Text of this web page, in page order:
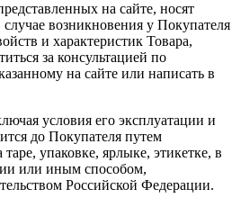
на сайте, носят
возникновения у Покупателя
и характеристик Товара,
за консультацией по
на сайте или написать в
условия его эксплуатации и
до Покупателя путем
упаковке, ярлыке, этикетке, в
или иным способом,
Российской Федерации.